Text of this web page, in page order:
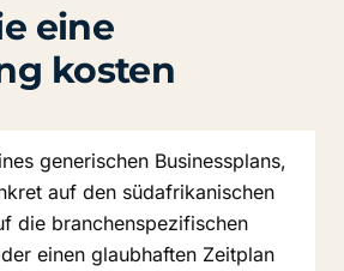
eine
kosten
generischen Businessplans,
auf den südafrikanischen
die branchenspezifischen
einen glaubhaften Zeitplan